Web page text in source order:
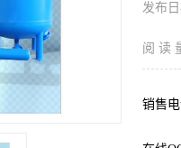
发布日
阅 读
销售电